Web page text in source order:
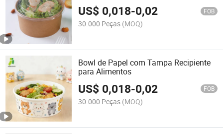
US$ 0,018-0,02 FOB
30.000 Peças (MOQ)
Bowl de Papel com Tampa Recipiente
para Alimentos
US$ 0,018-0,02 FOB
30.000 Peças (MOQ)